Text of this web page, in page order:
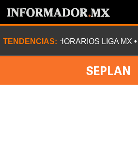
TENDENCIAS: HORARIOS LIGA MX
SEPLAN